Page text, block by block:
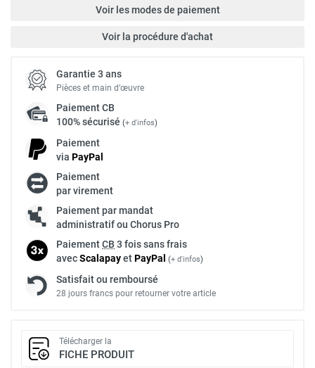
Voir les modes de paiement
Voir la procédure d'achat
Garantie 3 ans
Pièces et main d’œuvre
PaiementCB
100% sécurisé (+ d'infos)
Paiement
via PayPal
Paiement
par virement
Paiement par mandat
administratif ou Chorus Pro
PaiementCB 3 fois sans frais
avecScalapayetPayPal (+ d'infos)
Satisfait ou remboursé
28 jours francs pour retourner votre article
Télécharger la
FICHE PRODUIT